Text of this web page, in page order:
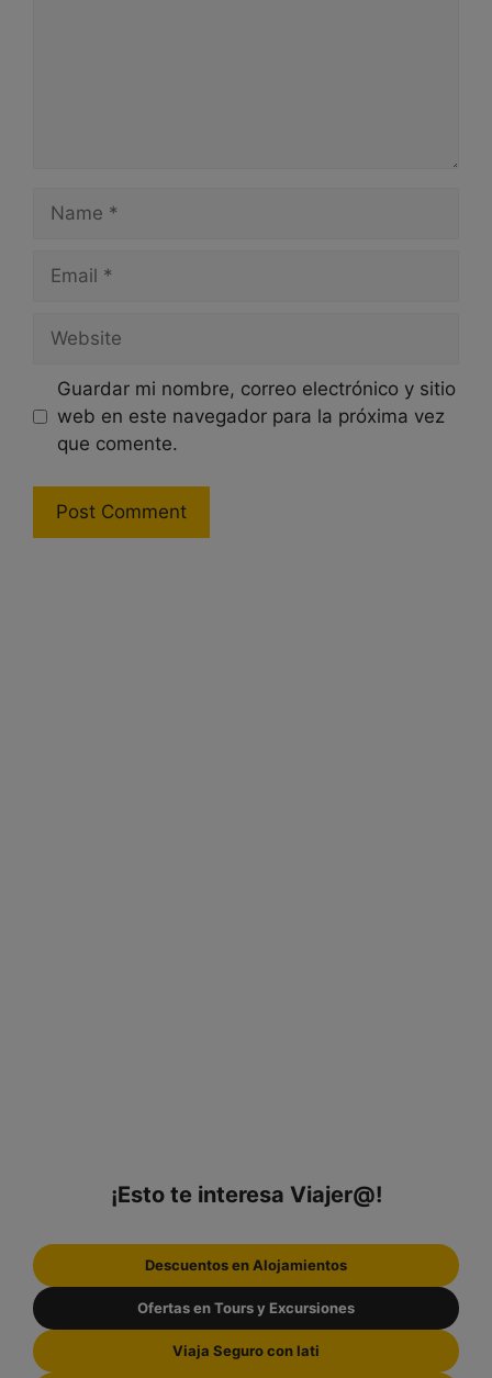
Name
Email
Website
Guardar mi nombre, correo electrónico y sitio
web en este navegador para la próxima vez
que comente.
¡Esto te interesa Viajer@!
Descuentos en Alojamientos
Ofertas en Tours y Excursiones
Viaja Seguro con Iati